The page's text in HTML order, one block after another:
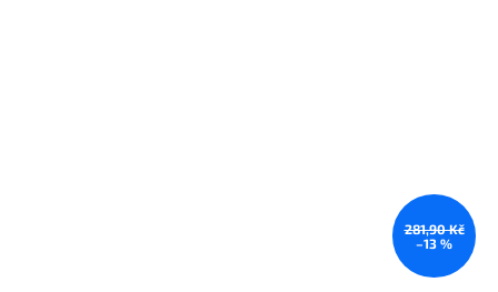
281,90 Kč
–13 %